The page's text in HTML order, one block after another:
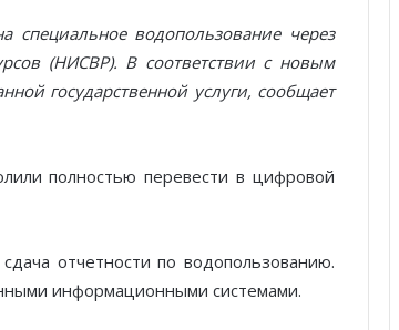
специальное водопользование через
(НИСВР). В соответствии с новым
государственной услуги, сообщает
полностью перевести в цифровой
отчетности по водопользованию.
информационными системами.